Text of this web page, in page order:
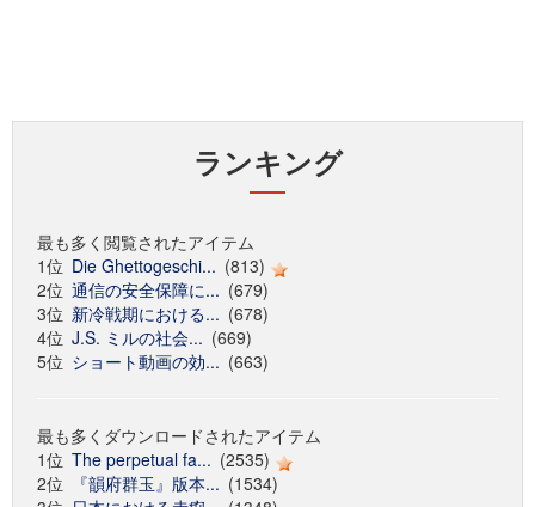
ランキング
最も多く閲覧されたアイテム
1位 Die Ghettogeschi... (813)
2位 通信の安全保障に... (679)
3位 新冷戦期における... (678)
4位 J.S. ミルの社会... (669)
5位 ショート動画の効... (663)
最も多くダウンロードされたアイテム
1位 The perpetual fa... (2535)
2位
『韻府群玉』版本... (1534)